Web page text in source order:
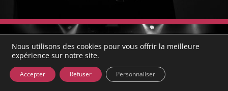
Nous utilisons des cookies pour vous offrir la meilleure
expérience sur notre site.
Accepter Refuser Personnaliser